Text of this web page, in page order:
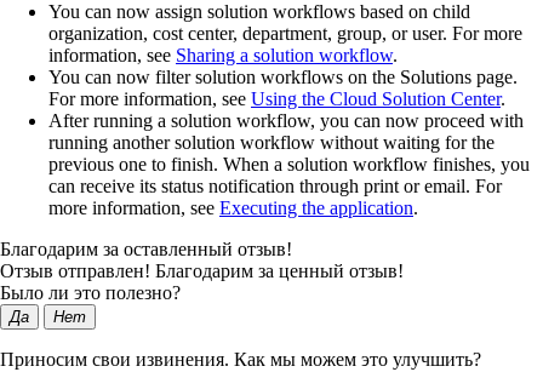
You can now assign solution workflows based on child
organization, cost center, department, group, or user. For more
information, see Sharing a solution workflow.
You can now filter solution workflows on the Solutions page.
For more information, see Using the Cloud Solution Center.
After running a solution workflow, you can now proceed with
running another solution workflow without waiting for the
previous one to finish. When a solution workflow finishes, you
can receive its status notification through print or email. For
more information, see Executing the application.
Благодарим за оставленный отзыв!
Отзыв отправлен! Благодарим за ценный отзыв!
Было ли это полезно?
Да Нет
Приносим свои извинения. Как мы можем это улучшить?